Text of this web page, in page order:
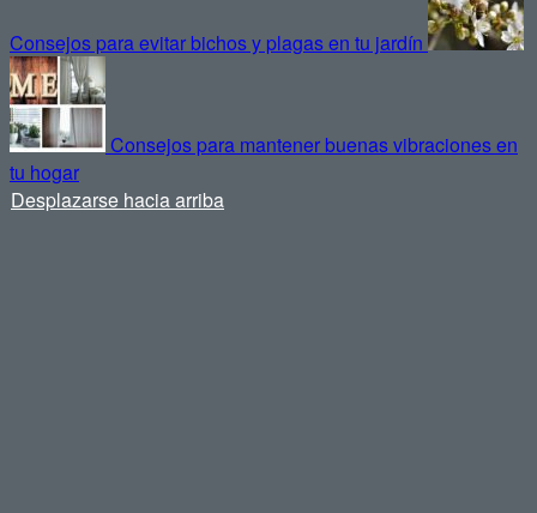
Consejos para evitar bichos y plagas en tu jardín
Consejos para mantener buenas vibraciones en
tu hogar
Desplazarse hacia arriba